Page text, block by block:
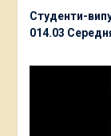
Студенти-
014.03